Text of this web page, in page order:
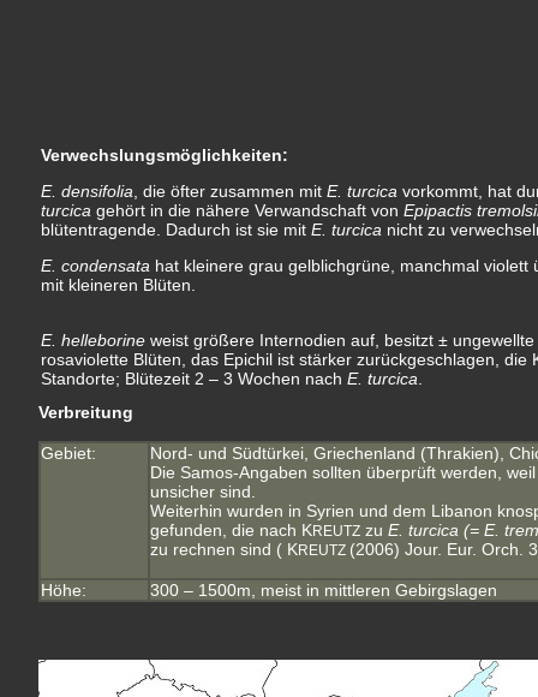
Verwechslungsmöglichkeiten:
E. densifolia , die öfter zusammen mit E. turcica vorkommt, hat
turcica gehört in die nähere Verwandschaft von Epipactis
blütentragende. Dadurch ist sie mit E. turcica nicht zu
E. condensata hat kleinere grau gelblichgrüne, manchmal
mit kleineren Blüten.
E. helleborine weist größere Internodien auf, besitzt ±
rosaviolette Blüten, das Epichil ist stärker zurückgeschlagen,
Standorte; Blütezeit 2 – 3 Wochen nach E. turcica
Verbreitung
Gebiet:
Nord- und Südtürkei, Griechenland (Thrakien),
Die Samos-Angaben sollten überprüft werden,
unsicher sind.
Weiterhin wurden in Syrien und dem Libanon
gefunden, die nach KREUTZ zu E. turcica (= E.
zu rechnen sind ( KREUTZ (2006) Jour. Eur. Orch.
Höhe: 300 – 1500m, meist in mittleren Gebirgslagen